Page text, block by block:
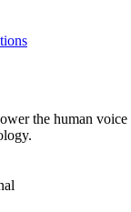
the human